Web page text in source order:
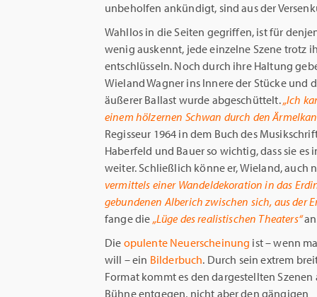
unbeholfen ankündigt, sind aus der
Wahllos in die Seiten gegriffen, ist für
wenig auskennt, jede einzelne Szene trotz
entschlüsseln. Noch durch ihre Haltung
Wieland Wagner ins Innere der Stücke und
äußerer Ballast wurde abgeschüttelt.„Ich
einem hölzernen Schwan durch den
Regisseur 1964 in dem Buch des
Haberfeld und Bauer so wichtig, dass sie
weiter. Schließlich könne er, Wieland, auch
vermittels einer Wandeldekoration in das
gebundenen Alberich zwischen sich, aus der
fange die „Lüge des realistischen Theaters“
Die opulente Neuerscheinung ist – wenn
will – ein Bilderbuch. Durch sein extrem
Format kommt es den dargestellten Szenen
Bühne entgegen, nicht aber den gängigen